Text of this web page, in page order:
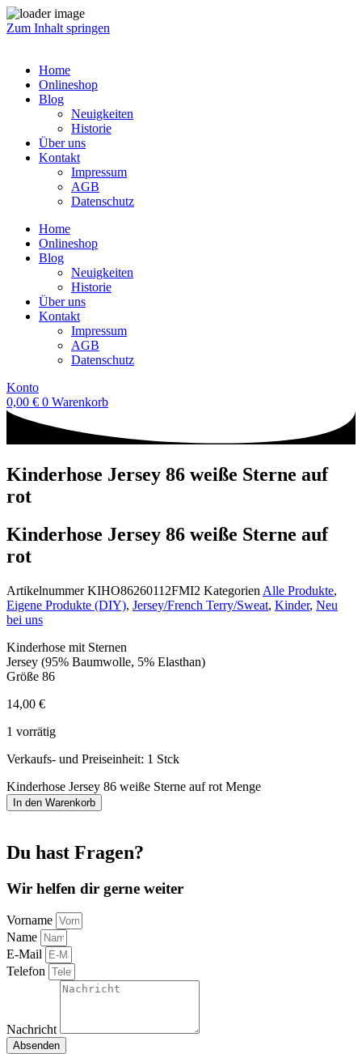
Zum Inhalt springen
Home
Onlineshop
Blog
Neuigkeiten
Historie
Über uns
Kontakt
Impressum
AGB
Datenschutz
Home
Onlineshop
Blog
Neuigkeiten
Historie
Über uns
Kontakt
Impressum
AGB
Datenschutz
Konto
0,00 € 0 Warenkorb
Kinderhose Jersey 86 weiße Sterne auf
rot
Kinderhose Jersey 86 weiße Sterne auf
rot
ArtikelnummerKIHO86260112FMI2 Kategorien Alle Produkte,
Eigene Produkte (DIY), Jersey/French Terry/Sweat, Kinder, Neu
bei uns
Kinderhose mit Sternen
Jersey (95% Baumwolle, 5% Elasthan)
Größe 86
14,00 €
1 vorrätig
Verkaufs- und Preiseinheit: 1 Stck
Kinderhose Jersey 86 weiße Sterne auf rot Menge
In den Warenkorb
Du hast Fragen?
Wir helfen dir gerne weiter
Vorname
Name
E-Mail
Telefon
Nachricht
Absenden